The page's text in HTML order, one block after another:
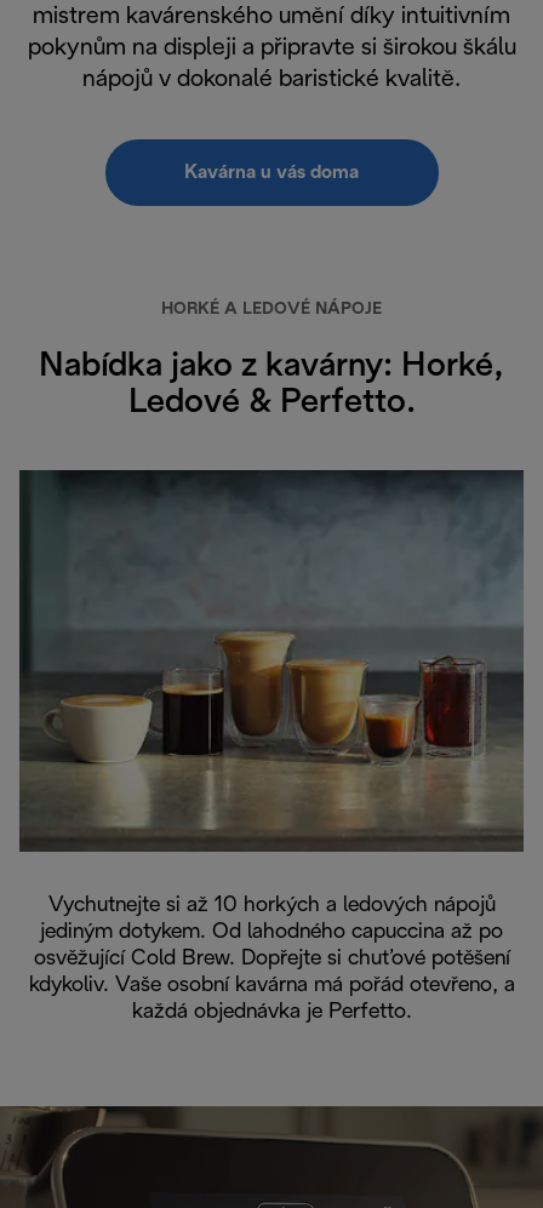
mistrem kavárenského umění díky intuitivním
pokynům na displeji a připravte si širokou škálu
nápojů v dokonalé baristické kvalitě.
Kavárna u vás doma
HORKÉ A LEDOVÉ NÁPOJE
Nabídka jako z kavárny: Horké,
Ledové & Perfetto.
Vychutnejte si až 10 horkých a ledových nápojů
jediným dotykem. Od lahodného capuccina až po
osvěžující Cold Brew. Dopřejte si chuťové potěšení
kdykoliv. Vaše osobní kavárna má pořád otevřeno, a
každá objednávka je Perfetto.